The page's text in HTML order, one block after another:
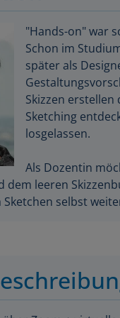
"Hands-on" war
Schon im
später als
Skizzen
Sketching
losgelassen.
Als Dozentin
leeren
selbst